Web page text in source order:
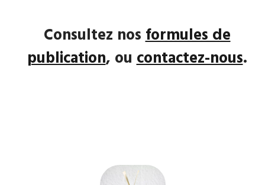
Consultez nosformules de
publication, oucontactez-nous.